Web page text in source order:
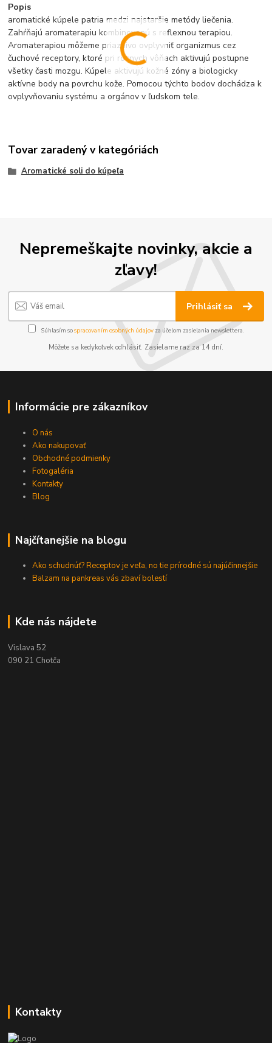
Popis
aromatické kúpele patria medzi najstaršie metódy liečenia.
Zahŕňajú aromaterapiu kombinovanú s reflexnou terapiou.
Aromaterapiou môžeme priaznivo ovplyvniť organizmus cez
čuchové receptory, ktoré pri rôznych vôňach aktivujú postupne
všetky časti mozgu. Kúpele aktivujú kožné zóny a biologicky
aktívne body na povrchu kože. Pomocou týchto bodov dochádza k
ovplyvňovaniu systému a orgánov v ľudskom tele.
Tovar zaradený v kategóriách
Aromatické soli do kúpeľa
Nepremeškajte novinky, akcie a
zľavy!
Prihlásiť sa
Súhlasím sospracovaním osobných údajov za účelom zasielania newslettera.
Môžete sa kedykoľvek odhlásiť. Zasielame raz za 14 dní.
Informácie pre zákazníkov
O nás
Ako nakupovať
Obchodné podmienky
Fotogaléria
Kontakty
Blog
Najčítanejšie na blogu
Ako schudnúť? Receptov je veľa, no tie prírodné sú najúčinnejšie
Balzam na pankreas vás zbaví bolestí
Kde nás nájdete
Vislava 52
090 21 Chotča
Kontakty